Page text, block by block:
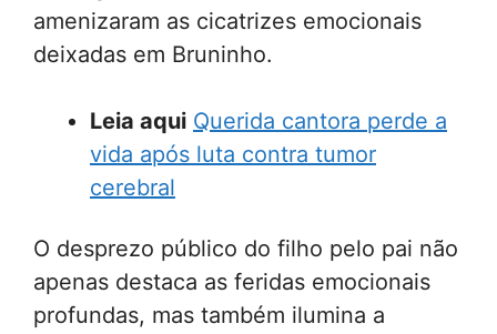
amenizaram as cicatrizes emocionais
deixadas em Bruninho.
Leia aqui Querida cantora perde a
vida após luta contra tumor
cerebral
O desprezo público do filho pelo pai não
apenas destaca as feridas emocionais
profundas, mas também ilumina a